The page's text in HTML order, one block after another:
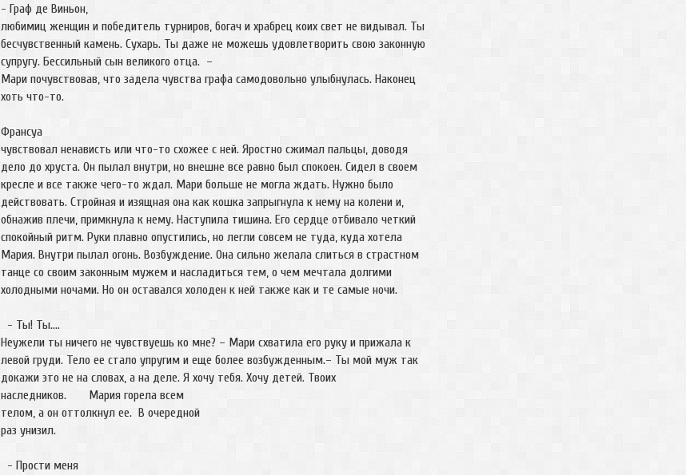
- Граф де Виньон,
любимиц женщин и победитель турниров, богач и храбрец коих свет не видывал. Ты
бесчувственный камень. Сухарь. Ты даже не можешь удовлетворить свою законную
супругу. Бессильный сын великого отца. –
Мари почувствовав, что задела чувства графа самодовольно улыбнулась. Наконец
хоть что-то.
Франсуа
чувствовал ненависть или что-то схожее с ней. Яростно сжимал пальцы, доводя
дело до хруста. Он пылал внутри, но внешне все равно был спокоен. Сидел в своем
кресле и все также чего-то ждал. Мари больше не могла ждать. Нужно было
действовать. Стройная и изящная она как кошка запрыгнула к нему на колени и,
обнажив плечи, примкнула к нему. Наступила тишина. Его сердце отбивало четкий
спокойный ритм. Руки плавно опустились, но легли совсем не туда, куда хотела
Мария. Внутри пылал огонь. Возбуждение. Она сильно желала слиться в страстном
танце со своим законным мужем и насладиться тем, о чем мечтала долгими
холодными ночами. Но он оставался холоден к ней также как и те самые ночи.
- Ты! Ты….
Неужели ты ничего не чувствуешь ко мне? – Мари схватила его руку и прижала к
левой груди. Тело ее стало упругим и еще более возбужденным.– Ты мой муж так
докажи это не на словах, а на деле. Я хочу тебя. Хочу детей. Твоих
наследников. Мария горела всем
телом, а он оттолкнул ее. В очередной
раз унизил.
- Прости меня